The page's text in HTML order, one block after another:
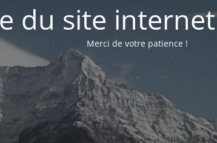
du site
Merci de votre patience !